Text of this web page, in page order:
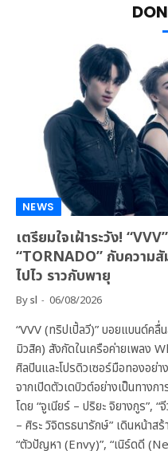
NEWS
เตรียมใจเฝ้าระวัง!
“TORNADO” กับความสั
ไปไว ราวกับพายุ
Bysl 06/08/2026
“VVV (ทริปเปิ้ลวี)” บอยแบนด์ค
มิวสิค) สังกัดในเครือค่ายเพลง
ศิลปินและโปรดิวเซอร์มือทองอย่
จากเปิดตัวเดบิวต์อย่างเป็นทางก
โดย “จูเนียร์ – ปริยะ จิยางกูร”,
– ศิระ วิจิตรธนารักษ์” เดินหน้าส
“ตัวปัญหา (Envy)”, “เนิร์ดดี